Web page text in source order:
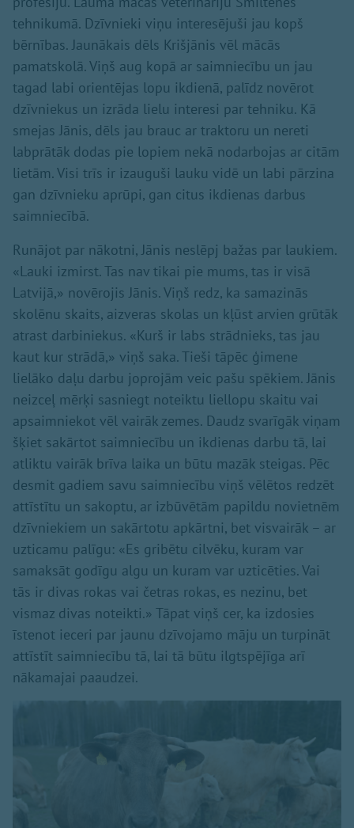
tehnikumā. Dzīvnieki viņu interesējuši jau kopš
bērnības. Jaunākais dēls Krišjānis vēl mācās
pamatskolā. Viņš aug kopā ar saimniecību un jau
tagad labi orientējas lopu ikdienā, palīdz novērot
dzīvniekus un izrāda lielu interesi par tehniku. Kā
smejas Jānis, dēls jau brauc ar traktoru un nereti
labprātāk dodas pie lopiem nekā nodarbojas ar citām
lietām. Visi trīs ir izauguši lauku vidē un labi pārzina
gan dzīvnieku aprūpi, gan citus ikdienas darbus
saimniecībā.
Runājot par nākotni, Jānis neslēpj bažas par laukiem.
«Lauki izmirst. Tas nav tikai pie mums, tas ir visā
Latvijā,» novērojis Jānis. Viņš redz, ka samazinās
skolēnu skaits, aizveras skolas un kļūst arvien grūtāk
atrast darbiniekus. «Kurš ir labs strādnieks, tas jau
kaut kur strādā,» viņš saka. Tieši tāpēc ģimene
lielāko daļu darbu joprojām veic pašu spēkiem. Jānis
neizceļ mērķi sasniegt noteiktu liellopu skaitu vai
apsaimniekot vēl vairāk zemes. Daudz svarīgāk viņam
šķiet sakārtot saimniecību un ikdienas darbu tā, lai
atliktu vairāk brīva laika un būtu mazāk steigas. Pēc
desmit gadiem savu saimniecību viņš vēlētos redzēt
attīstītu un sakoptu, ar izbūvētām papildu novietnēm
dzīvniekiem un sakārtotu apkārtni, bet visvairāk – ar
uzticamu palīgu: «Es gribētu cilvēku, kuram var
samaksāt godīgu algu un kuram var uzticēties. Vai
tās ir divas rokas vai četras rokas, es nezinu, bet
vismaz divas noteikti.» Tāpat viņš cer, ka izdosies
īstenot ieceri par jaunu dzīvojamo māju un turpināt
attīstīt saimniecību tā, lai tā būtu ilgtspējīga arī
nākamajai paaudzei.